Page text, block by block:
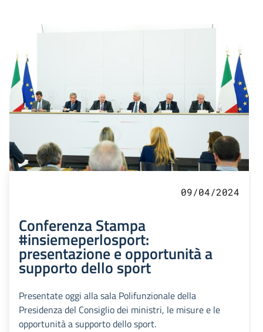
09/04/2024
Conferenza Stampa
#insiemeperlosport:
presentazione e opportunità a
supporto dello sport
Presentate oggi alla sala Polifunzionale della
Presidenza del Consiglio dei ministri, le misure e le
opportunità a supporto dello sport.